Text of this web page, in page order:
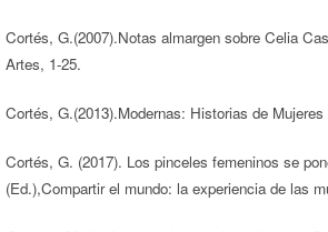
Cortés, G.(2007).Notas almargen sobre Celia
Artes, 1-25.
Cortés, G.(2013).Modernas: Historias de
Cortés, G. (2017). Los pinceles femeninos se
(Ed.),Compartir el mundo: la experiencia de las